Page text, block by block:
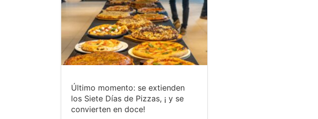
Último momento: se extienden
los Siete Días de Pizzas, ¡ y se
convierten en doce!